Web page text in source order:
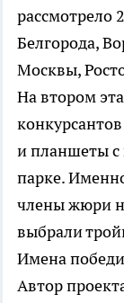
рассмотрело
Белгорода,
Москвы,
На втором
и планшеты с
парке.
члены жюри
выбрали
Имена
Автор